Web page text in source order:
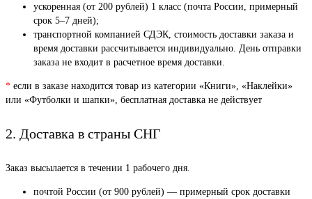
ускоренная (от 200 рублей) 1 класс (почта России, примерный
срок 5–7 дней);
транспортной компанией СДЭК, стоимость доставки заказа и
время доставки рассчитывается индивидуально. День отправки
заказа не входит в расчетное время доставки.
* если в заказе находится товар из категории «Книги», «Наклейки»
или «Футболки и шапки», бесплатная доставка не действует
2. Доставка в страны СНГ
Заказ высылается в течении 1 рабочего дня.
почтой России (от 900 рублей) — примерный срок доставки